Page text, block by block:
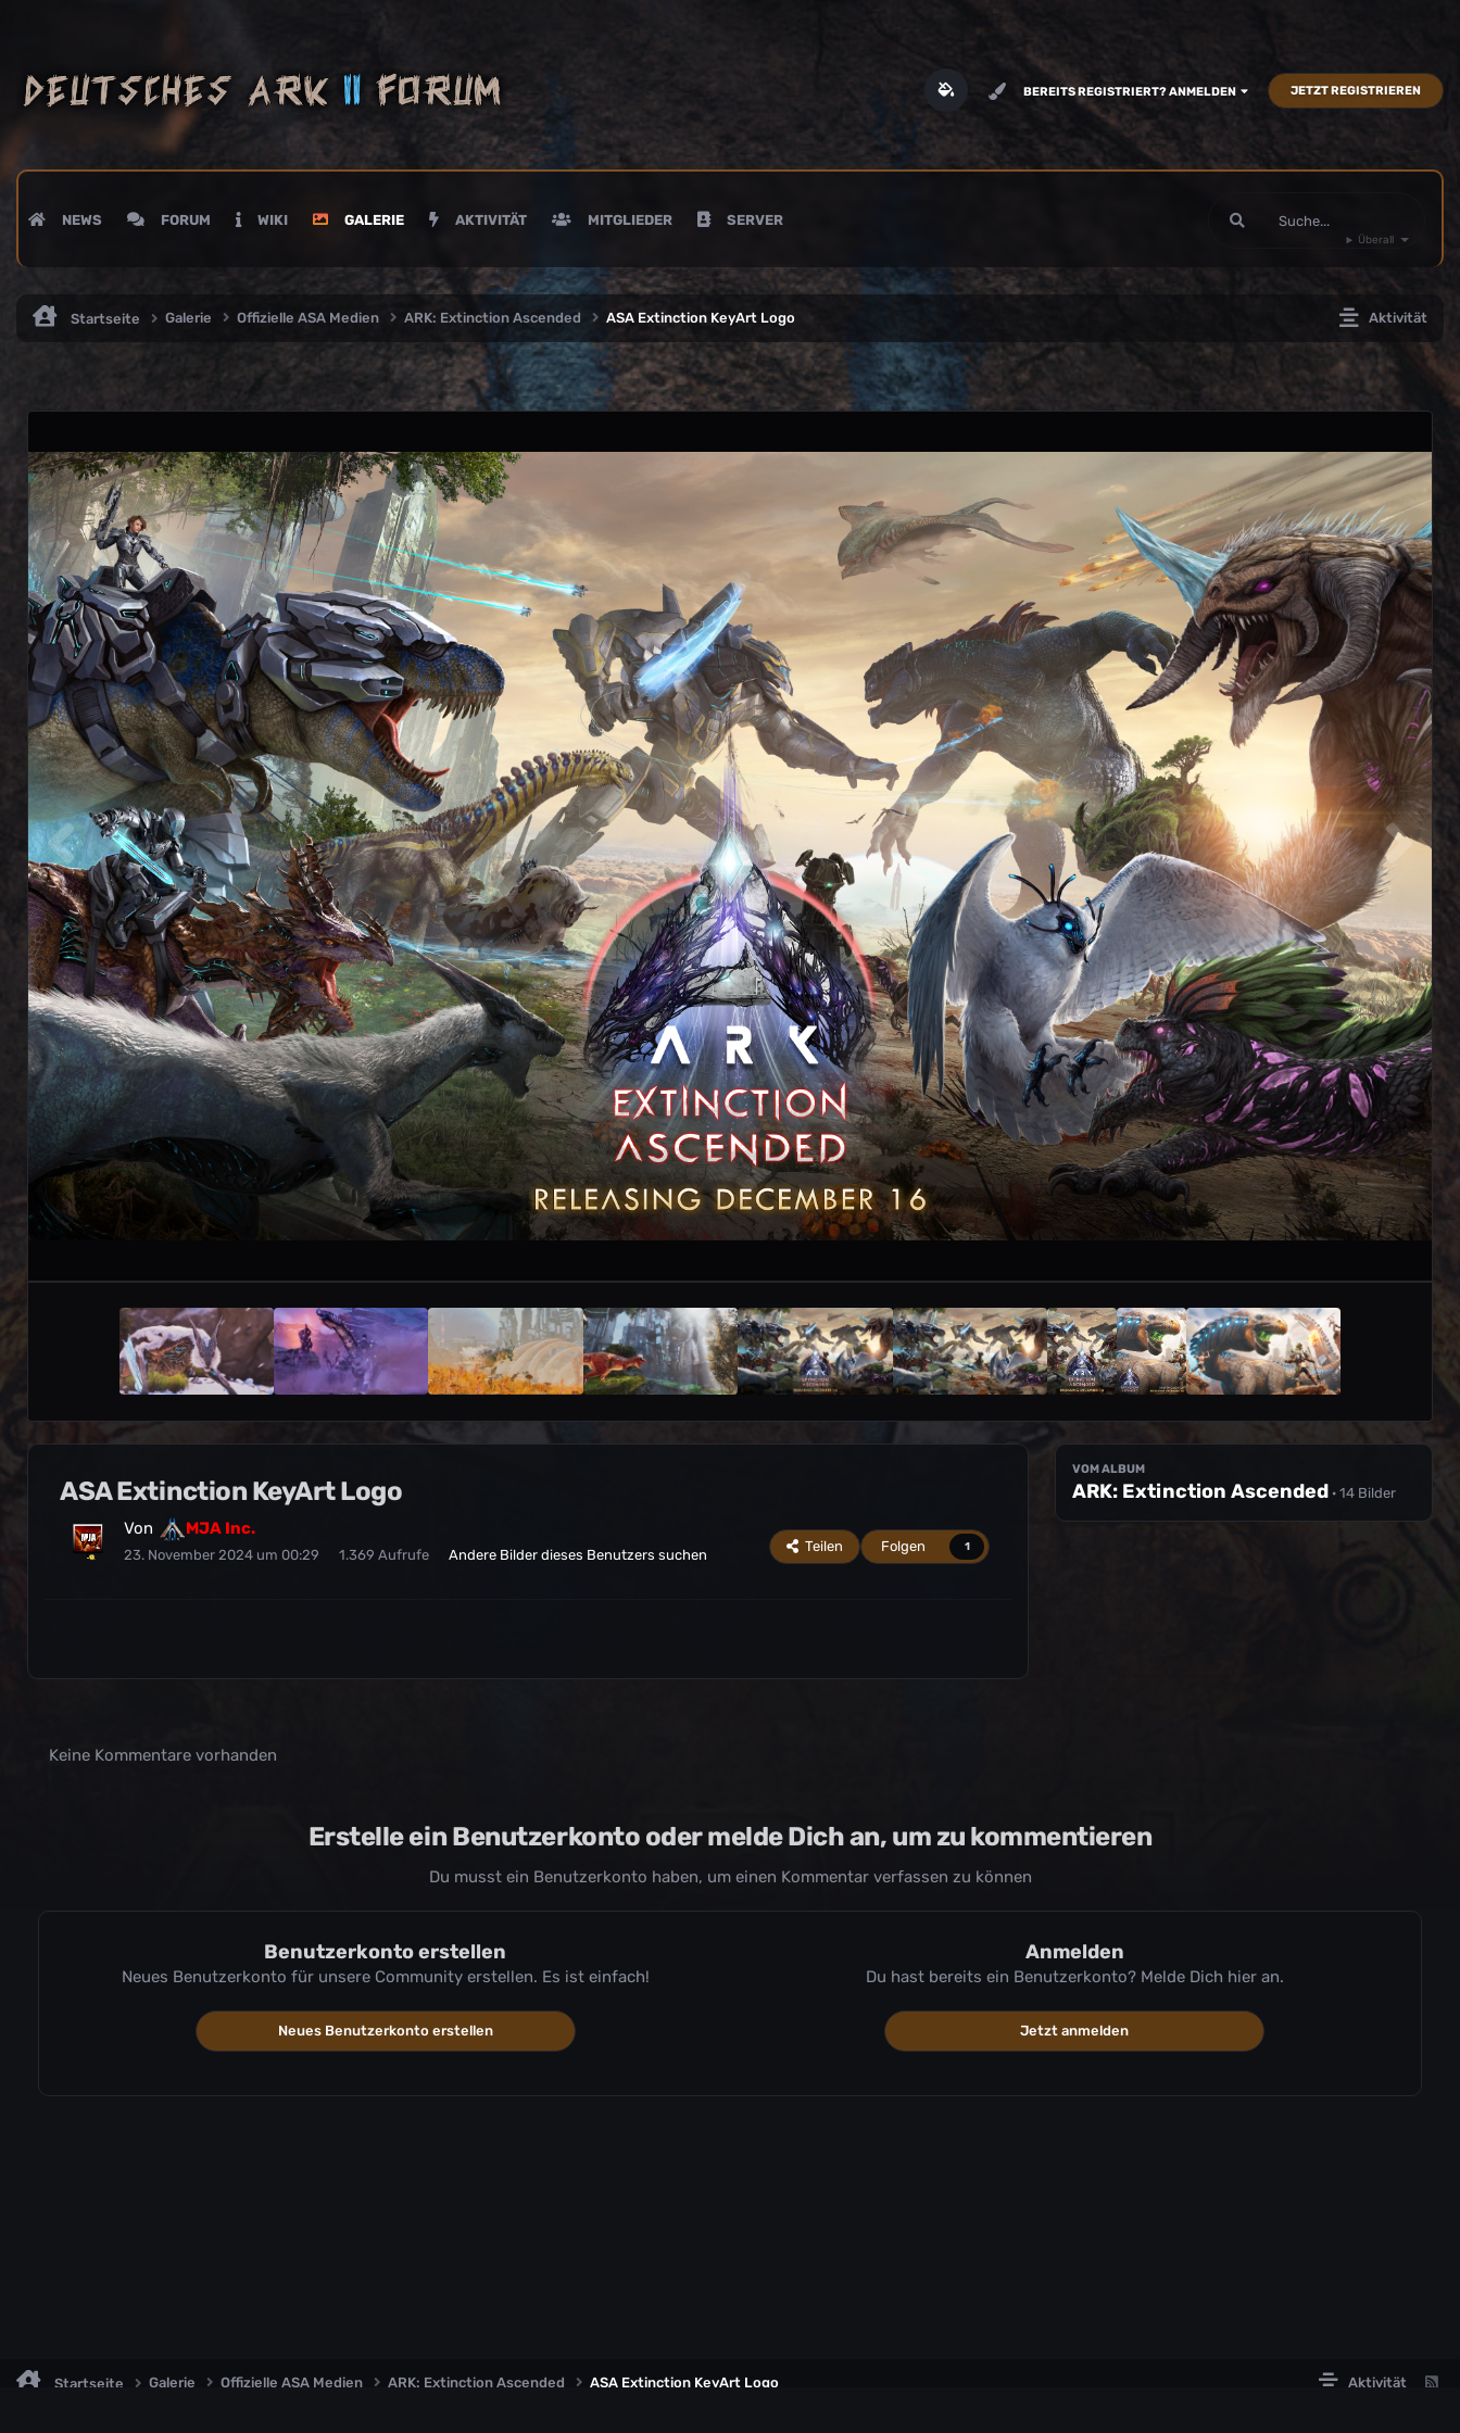
BEREITS REGISTRIERT? ANMELDEN JETZT REGISTRIEREN
NEWS FORUM WIKI GALERIE AKTIVITÄT MITGLIEDER SERVER
Überall
Aktivität
Startseite Galerie Offizielle ASA Medien ARK: Extinction Ascended ASA Extinction KeyArt Logo
ASA Extinction KeyArt Logo
Von MJA Inc.
23. November 2024 um 00:29 1.369 Aufrufe Andere Bilder dieses Benutzers suchen
Teilen Folgen 1
VOM ALBUM
ARK: Extinction Ascended · 14 Bilder
Keine Kommentare vorhanden
Erstelle ein Benutzerkonto oder melde Dich an, um zu kommentieren
Du musst ein Benutzerkonto haben, um einen Kommentar verfassen zu können
Benutzerkonto erstellen
Neues Benutzerkonto für unsere Community erstellen. Es ist einfach!
Neues Benutzerkonto erstellen
Anmelden
Du hast bereits ein Benutzerkonto? Melde Dich hier an.
Jetzt anmelden
Aktivität
Startseite Galerie Offizielle ASA Medien ARK: Extinction Ascended ASA Extinction KeyArt Logo